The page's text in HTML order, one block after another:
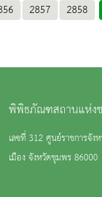
2857 2858
พิพิธภัณฑสถานแห่ง
เลขที่ 312 ศูนย์ราชการจั
เมือง จังหวัดชุมพร 86000